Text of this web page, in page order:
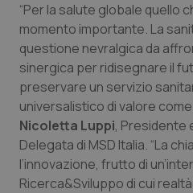
Quotidiano Chirurgia
Quotidiano Oncologia
Quotidiano Pediatria
Rene & patologie
Salute orale & impianti
“Per la salute globale quello
momento importante. La
questione nevralgica da
sinergica per ridisegnare il
preservare un servizio
universalistico di valore
Nicoletta Luppi, Presidente
Delegata di MSD Italia. “La
l’innovazione, frutto di
Ricerca&Sviluppo di cui